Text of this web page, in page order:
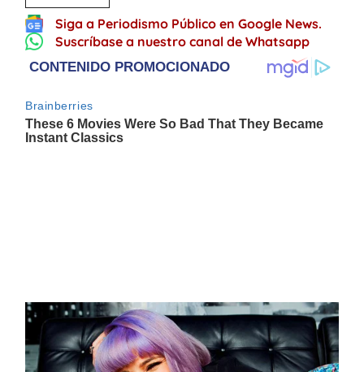
Siga a Periodismo Público en Google News.
Suscríbase a nuestro canal de Whatsapp